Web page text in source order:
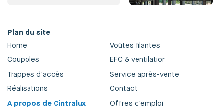
Plan du site
Home
Voûtes filantes
Coupoles
EFC & ventilation
Trappes d'accès
Service après-vente
Réalisations
Contact
A propos de Cintralux
Offres d'emploi